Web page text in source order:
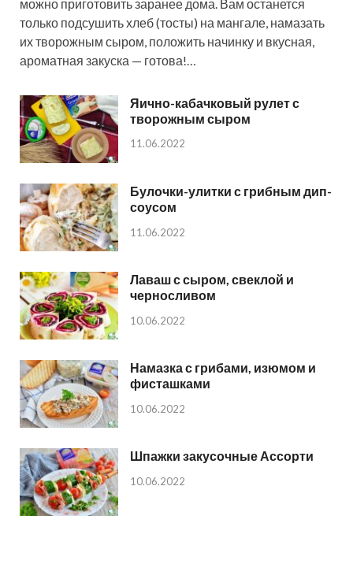
можно приготовить заранее дома. Вам останется
только подсушить хлеб (тосты) на мангале, намазать
их творожным сыром, положить начинку и вкусная,
ароматная закуска — готова!…
Яично-кабачковый рулет с
творожным сыром
11.06.2022
Булочки-улитки с грибным дип-
соусом
11.06.2022
Лаваш с сыром, свеклой и
черносливом
10.06.2022
Намазка с грибами, изюмом и
фисташками
10.06.2022
Шпажки закусочные Ассорти
10.06.2022